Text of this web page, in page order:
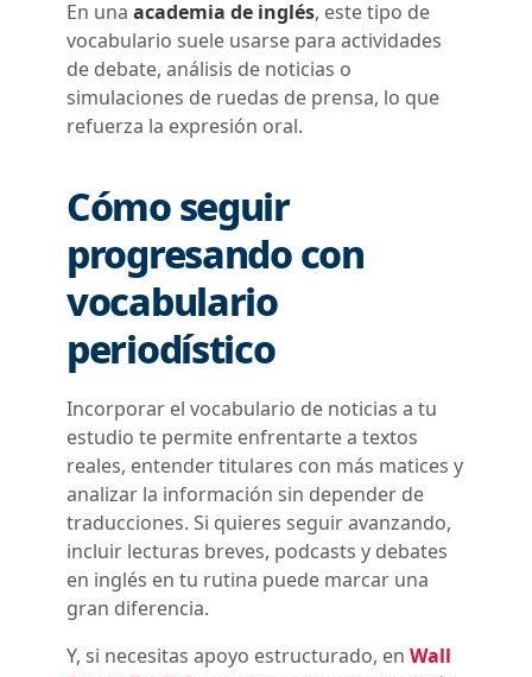
En una academia de inglés, este tipo de
vocabulario suele usarse para actividades
de debate, análisis de noticias o
simulaciones de ruedas de prensa, lo que
refuerza la expresión oral.
Cómo seguir
progresando con
vocabulario
periodístico
Incorporar el vocabulario de noticias a tu
estudio te permite enfrentarte a textos
reales, entender titulares con más matices y
analizar la información sin depender de
traducciones. Si quieres seguir avanzando,
incluir lecturas breves, podcasts y debates
en inglés en tu rutina puede marcar una
gran diferencia.
Y, si necesitas apoyo estructurado, en Wall